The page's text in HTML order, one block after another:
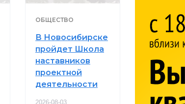
ОБЩЕСТВО
В Новосибирске
пройдет Школа
наставников
проектной
деятельности
2026-08-03